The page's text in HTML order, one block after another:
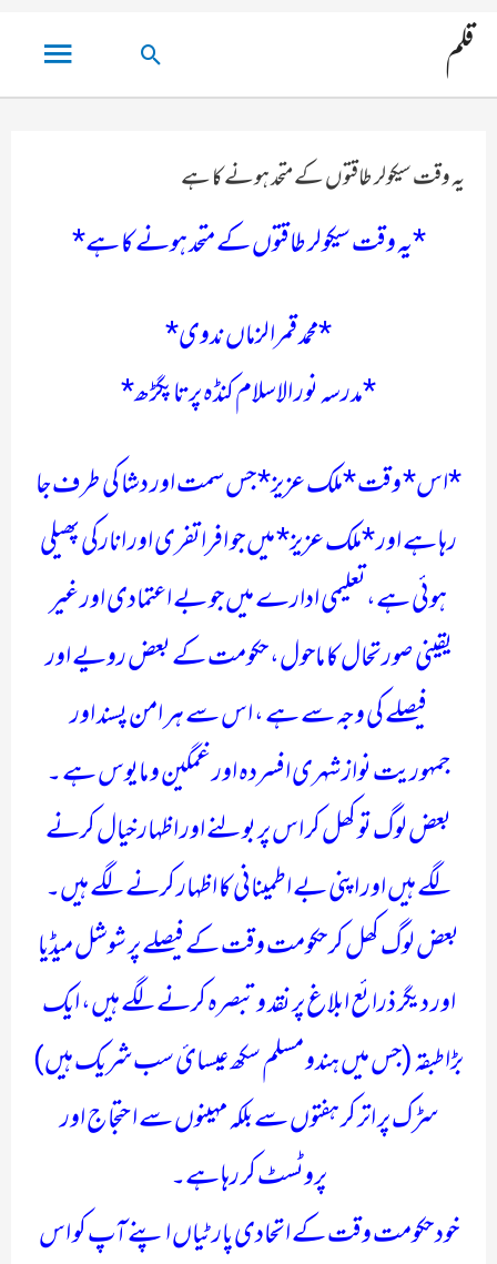
قلم
مین
مینو
تلاش
کریں۔
یہ وقت سیکولر طاقتوں کے متحد ہونے کا ہے
*یہ وقت سیکولر طاقتوں کے متحد ہونے کا ہے*
*محمد قمرالزماں ندوی*
*مدرسہ نور الاسلام کنڈہ پرتاپگڑھ*
*اس* وقت *ملک عزیز* جس سمت اور دشا کی طرف جا
رہا ہے اور *ملک عزیز* میں جو افراتفری اور انارکی پھیلی
ہوئی ہے،تعلیمی ادارے میں جو بے اعتمادی اور غیر
یقینی صورتحال کا ماحول، حکومت کے بعض رویے اور
فیصلے کی وجہ سے ہے ، اس سے ہر امن پسند اور
جمہوریت نواز شہری افسردہ اور غمگین و مایوس ہے ۔
بعض لوگ تو کھل کر اس پر بولنے اور اظہار خیال کرنے
لگے ہیں اور اپنی بے اطمینانی کا اظہار کرنے لگے ہیں۔
بعض لوگ کھل کر حکومت وقت کے فیصلے پر شوشل میڈیا
اور دیگر ذرائع ابلاغ پر نقد و تبصرہ کرنے لگے ہیں، ایک
بڑا طبقہ (جس میں ہندو مسلم سکھ عیسائ سب شریک ہیں)
سڑک پر اتر کر ہفتوں سے بلکہ مہینوں سے احتجاج اور
پروٹسٹ کر رہا ہے۔
خود حکومت وقت کے اتحادی پارٹیاں اپنے آپ کو اس